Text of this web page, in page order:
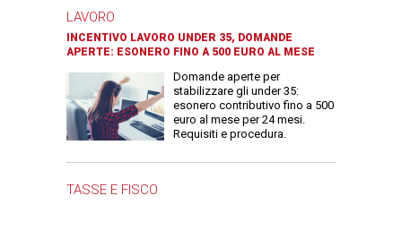
LAVORO
INCENTIVO LAVORO UNDER 35, DOMANDE
APERTE: ESONERO FINO A 500 EURO AL MESE
Domande aperte per
stabilizzare gli under 35:
esonero contributivo fino a 500
euro al mese per 24 mesi.
Requisiti e procedura.
TASSE E FISCO